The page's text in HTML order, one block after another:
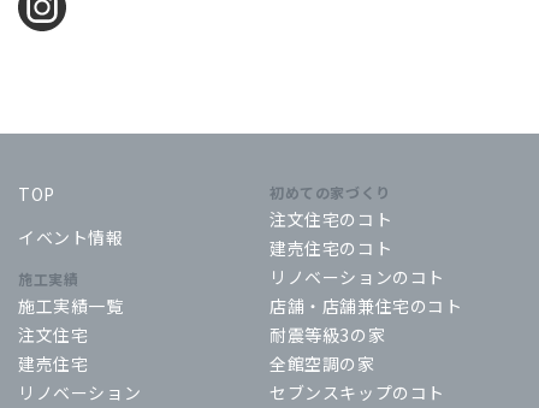
TOP
イベント情報
施工実績
施工実績一覧
注文住宅
建売住宅
リノベーション
初めての家づくり
注文住宅のコト
建売住宅のコト
リノベーションのコト
店舗・店舗兼住宅のコト
耐震等級3の家
全館空調の家
セブンスキップのコト